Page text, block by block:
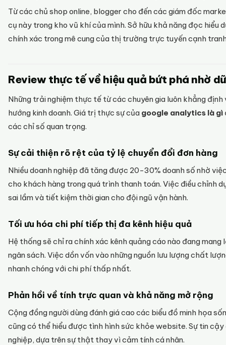
Từ các chủ shop online, blogger cho đến các giám đốc
cụ này trong kho vũ khí của mình. Sở hữu khả năng đọc
chính xác trong mê cung của thị trường trực tuyến cạnh
Review thực tế về hiệu quả bứt phá nhờ
Những trải nghiệm thực tế từ các chuyên gia luôn khẳng
hướng kinh doanh. Giá trị thực sự của google analytics là gì
các chỉ số quan trọng.
Sự cải thiện rõ rệt của tỷ lệ chuyển đổi đơn hàng
Nhiều doanh nghiệp đã tăng được 20-30% doanh số nhờ
cho khách hàng trong quá trình thanh toán. Việc điều chỉnh
sai lầm và tiết kiệm thời gian cho đội ngũ vận hành.
Tối ưu hóa chi phí tiếp thị đa kênh hiệu quả
Hệ thống sẽ chỉ ra chính xác kênh quảng cáo nào đang
ngân sách. Việc dồn vốn vào những nguồn lưu lượng chất
nhanh chóng với chi phí thấp nhất.
Phản hồi về tính trực quan và khả năng mở rộng
Cộng đồng người dùng đánh giá cao các biểu đồ minh họa
cũng có thể hiểu được tình hình sức khỏe website. Sự tin
nghiệp, dựa trên sự thật thay vì cảm tính cá nhân.